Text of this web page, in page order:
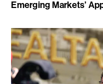
Emerging Markets’